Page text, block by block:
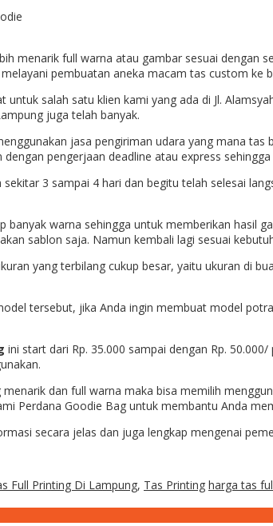
menarik full warna atau gambar sesuai dengan
pembuatan aneka macam tas custom ke
untuk salah satu klien kami yang ada di Jl.
juga telah banyak.
jasa pengiriman udara yang mana
dengan pengerjaan deadline atau express
3 sampai 4 hari dan begitu telah selesai
banyak warna sehingga untuk memberikan
sablon saja. Namun kembali lagi sesuai
yang terbilang cukup besar, yaitu ukuran di
tersebut, jika Anda ingin membuat model
ini start dari Rp. 35.000 sampai dengan Rp.
dan full warna maka bisa memilih
Perdana Goodie Bag untuk membantu Anda
secara jelas dan juga lengkap mengenai
Full Printing Di Lampung, Tas Printing harga tas